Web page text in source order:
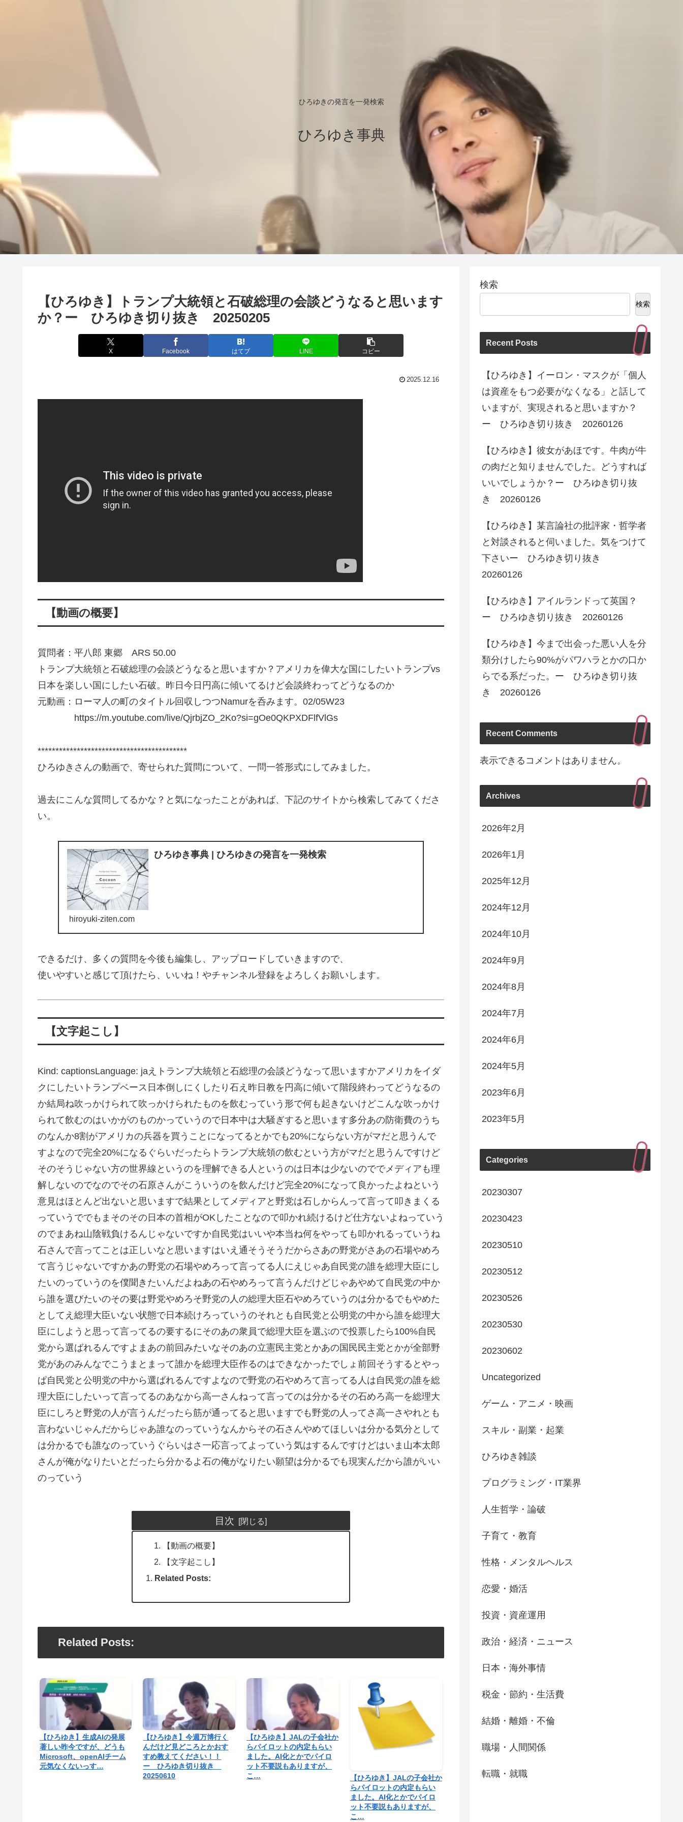
ひろゆきの発言を一発検索
ひろゆき事典
【ひろゆき】トランプ大統領と石破総理の会談どうなると思います
か？ー ひろゆき切り抜き 20250205
X Facebook はてブ LINE コピー
2025.12.16
【動画の概要】
質問者：平八郎 東郷 ARS 50.00
トランプ大統領と石破総理の会談どうなると思いますか？アメリカを偉大な国にしたいトランプvs
日本を楽しい国にしたい石破。昨日今日円高に傾いてるけど会談終わってどうなるのか
元動画：ローマ人の町のタイトル回収しつつNamurを呑みます。02/05W23
https://m.youtube.com/live/QjrbjZO_2Ko?si=gOe0QKPXDFlfVlGs
******************************************
ひろゆきさんの動画で、寄せられた質問について、一問一答形式にしてみました。
過去にこんな質問してるかな？と気になったことがあれば、下記のサイトから検索してみてくださ
い。
ひろゆき事典 | ひろゆきの発言を一発検索
hiroyuki-ziten.com
できるだけ、多くの質問を今後も編集し、アップロードしていきますので、
使いやすいと感じて頂けたら、いいね！やチャンネル登録をよろしくお願いします。
【文字起こし】
Kind: captionsLanguage: jaえトランプ大統領と石総理の会談どうなって思いますかアメリカをイダ
クにしたいトランプベース日本倒しにくしたり石え昨日教を円高に傾いて階段終わってどうなるの
か結局ね吹っかけられて吹っかけられたものを飲むっていう形で何も起きないけどこんな吹っかけ
られて飲むのはいかがのものかっていうので日本中は大騒ぎすると思います多分あの防衛費のうち
のなんか8割がアメリカの兵器を買うことになってるとかでも20%にならない方がマだと思うんで
すよなので完全20%になるぐらいだったらトランプ大統領の飲むという方がマだと思うんですけど
そのそうじゃない方の世界線というのを理解できる人というのは日本は少ないのででメディアも理
解しないのでなのでその石原さんがこういうのを飲んだけど完全20%になって良かったよねという
意見はほとんど出ないと思いますで結果としてメディアと野党は石しからんって言って叩きまくる
っていうででもまそのその日本の首相がOKしたことなので叩かれ続けるけど仕方ないよねっていう
のでまあね山陰戦負けるんじゃないですか自民党はいいや本当ね何をやっても叩かれるっていうね
石さんで言ってことは正しいなと思いますはいえ通そうそうだからさあの野党がさあの石場やめろ
て言うじゃないですかあの野党の石場やめろって言ってる人にえじゃあ自民党の誰を総理大臣にし
たいのっていうのを僕聞きたいんだよねあの石やめろって言うんだけどじゃあやめて自民党の中か
ら誰を選びたいのその要は野党やめろそ野党の人の総理大臣石やめろていうのは分かるでもやめた
としてえ総理大臣いない状態で日本続けろっていうのそれとも自民党と公明党の中から誰を総理大
臣にしようと思って言ってるの要するにそのあの衆員で総理大臣を選ぶので投票したら100%自民
党から選ばれるんですよまあの前回みたいなそのあの立憲民主党とかあの国民民主党とかが全部野
党があのみんなでこうまとまって誰かを総理大臣作るのはできなかったでしょ前回そうするとやっ
ぱ自民党と公明党の中から選ばれるんですよなので野党の石やめろて言ってる人は自民党の誰を総
理大臣にしたいって言ってるのあなから高一さんねって言ってのは分かるその石めろ高一を総理大
臣にしろと野党の人が言うんだったら筋が通ってると思いますでも野党の人ってさ高一さやれとも
言わないじゃんだからじゃあ誰なのっていうなんからその石さんやめてほしいは分かる気分として
は分かるでも誰なのっていうぐらいはさ一応言ってよっていう気はするんですけどはいま山本太郎
さんが俺がなりたいとだったら分かるよ石の俺がなりたい願望は分かるでも現実んだから誰がいい
のっていう
目次
【動画の概要】
【文字起こし】
Related Posts:
Related Posts:
【ひろゆき】生成AIの発展
著しい昨今ですが、どうも
Microsoft、openAIチーム
元気なくないっす…
【ひろゆき】今週万博行く
んだけど見どころとかおす
すめ教えてください！！
ー ひろゆき切り抜き
20250610
【ひろゆき】JALの子会社か
らパイロットの内定もらい
ました。AI化とかでパイロ
ット不要説もありますが、
こ…
【ひろゆき】JALの子会社か
らパイロットの内定もらい
ました。AI化とかでパイロ
ット不要説もありますが、
こ…
検索
検索
Recent Posts
【ひろゆき】イーロン・マスクが「個人
は資産をもつ必要がなくなる」と話して
いますが、実現されると思いますか？
ー ひろゆき切り抜き 20260126
【ひろゆき】彼女があほです。牛肉が牛
の肉だと知りませんでした。どうすれば
いいでしょうか？ー ひろゆき切り抜
き 20260126
【ひろゆき】某言論社の批評家・哲学者
と対談されると伺いました。気をつけて
下さいー ひろゆき切り抜き
20260126
【ひろゆき】アイルランドって英国？
ー ひろゆき切り抜き 20260126
【ひろゆき】今まで出会った悪い人を分
類分けしたら90%がパワハラとかの口か
らでる系だった。ー ひろゆき切り抜
き 20260126
Recent Comments
表示できるコメントはありません。
Archives
2026年2月
2026年1月
2025年12月
2024年12月
2024年10月
2024年9月
2024年8月
2024年7月
2024年6月
2024年5月
2023年6月
2023年5月
Categories
20230307
20230423
20230510
20230512
20230526
20230530
20230602
Uncategorized
ゲーム・アニメ・映画
スキル・副業・起業
ひろゆき雑談
プログラミング・IT業界
人生哲学・論破
子育て・教育
性格・メンタルヘルス
恋愛・婚活
投資・資産運用
政治・経済・ニュース
日本・海外事情
税金・節約・生活費
結婚・離婚・不倫
職場・人間関係
転職・就職